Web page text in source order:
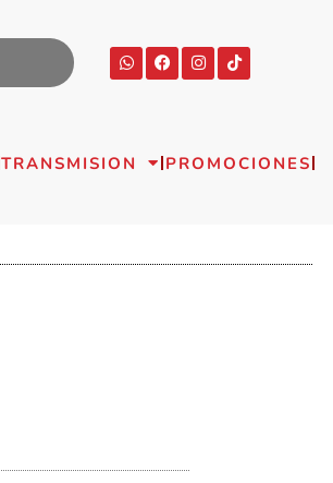
TRANSMISION
PROMOCIONES